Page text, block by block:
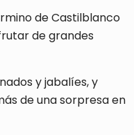
de Castilblanco
de grandes
y jabalíes, y
de una sorpresa en